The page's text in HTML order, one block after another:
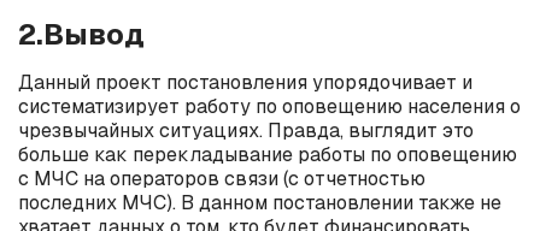
2.Вывод
Данный проект постановления упорядочивает и
систематизирует работу по оповещению населения о
чрезвычайных ситуациях. Правда, выглядит это
больше как перекладывание работы по оповещению
с МЧС на операторов связи (с отчетностью
последних МЧС). В данном постановлении также не